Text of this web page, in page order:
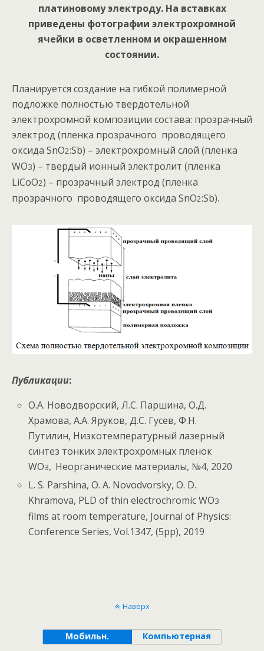
платиновому электроду. На вставках
приведены фотографии электрохромной
ячейки в осветленном и окрашенном
состоянии.
Планируется создание на гибкой полимерной
подложке полностью твердотельной
электрохромной композиции состава: прозрачный
электрод (пленка прозрачного проводящего
оксида SnO2:Sb) – электрохромный слой (пленка
WO3) – твердый ионный электролит (пленка
LiCoO2) – прозрачный электрод (пленка
прозрачного проводящего оксида SnO2:Sb).
Публикации:
О.А. Новодворский, Л.С. Паршина, О.Д.
Храмова, А.А. Яруков, Д.С. Гусев, Ф.Н.
Путилин, Низкотемпературный лазерный
синтез тонких электрохромных пленок
WO3, Неорганические материалы, №4, 2020
L. S. Parshina, O. A. Novodvorsky, O. D.
Khramova, PLD of thin electrochromic WO3
films at room temperature, Journal of Physics:
Conference Series, Vol.1347, (5pp), 2019
Наверх
Мобильн. Компьютерная